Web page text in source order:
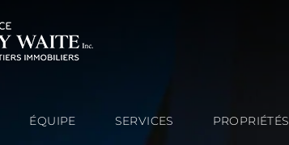
ÉQUIPE SERVICES PROPRIÉTÉS